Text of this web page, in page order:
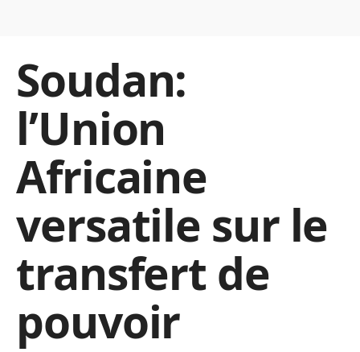
Soudan:
l’Union
Africaine
versatile sur le
transfert de
pouvoir